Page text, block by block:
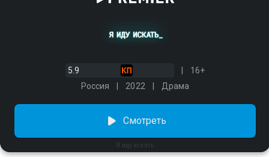
5.9
16+
Россия
2022 Драма
Я иду искать
Смотреть